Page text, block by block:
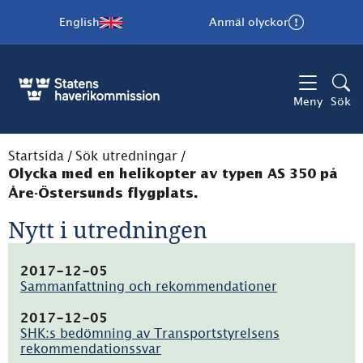
English Anmäl olyckor
Meny Sök
Startsida / Sök utredningar /
Olycka med en helikopter av typen AS 350 på
Åre-Östersunds flygplats.
Nytt i utredningen
2017-12-05
Sammanfattning och rekommendationer
129kB)
2017-12-05
SHK:s bedömning av Transportstyrelsens
rekommendationssvar